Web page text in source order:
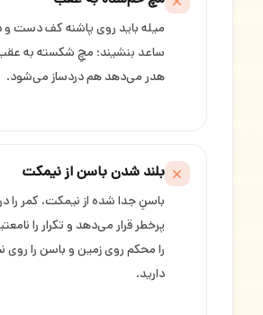
میله باید روی پاشنه کف دست و
ساعد بنشیند؛ مچِ شکسته به
هدر می‌دهد هم دردساز می‌شود.
بلند شدن باسن از نیمکت
باسنِ جدا شده از نیمکت، کمر را
پرخطر قرار می‌دهد و تکرار را
را محکم روی زمین و باسن را روی
دارید.